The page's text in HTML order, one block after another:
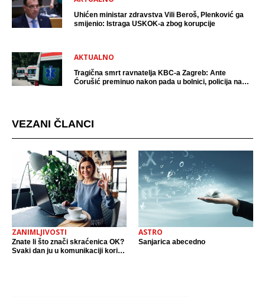
Uhićen ministar zdravstva Vili Beroš, Plenković ga
smijenio: Istraga USKOK-a zbog korupcije
AKTUALNO
Tragična smrt ravnatelja KBC-a Zagreb: Ante
Ćorušić preminuo nakon pada u bolnici, policija na
VEZANI ČLANCI
ZANIMLJIVOSTI
Znate li što znači skraćenica OK?
Svaki dan ju u komunikaciji koristi
ASTRO
Sanjarica abecedno